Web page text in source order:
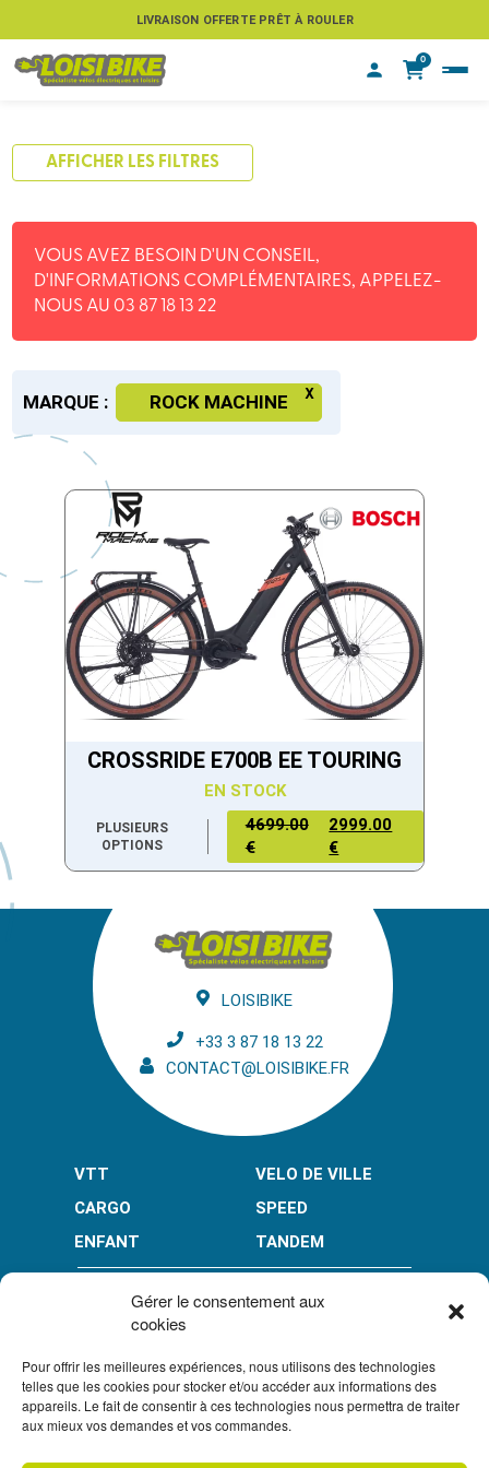
Gérer le consentement aux
cookies
Pour offrir les meilleures expériences, nous utilisons des technologies
telles que les cookies pour stocker et/ou accéder aux informations des
appareils. Le fait de consentir à ces technologies nous permettra de traiter
aux mieux vos demandes et vos commandes.
LIVRAISON OFFERTE PRÊT À ROULER
0
AFFICHER LES FILTRES
VOUS AVEZ BESOIN D'UN CONSEIL,
D'INFORMATIONS COMPLÉMENTAIRES, APPELEZ-
NOUS AU 03 87 18 13 22
MARQUE : ROCK MACHINE
CROSSRIDE E700B EE TOURING
EN STOCK
PLUSIEURS
OPTIONS
4699.00
€
2999.00
€
LOISIBIKE
+33 3 87 18 13 22
CONTACT@LOISIBIKE.FR
VTT
VELO DE VILLE
CARGO
SPEED
ENFANT
TANDEM
PAIEMENT EN PLUSIEURS FOIS* :
LIMITÉ À 3000 € POUR LE 10X. LIMITÉ À 6000 € POUR LE 3X ET 4X.
CONDITION GÉNÉRALES DE VENTE
POLITIQUE DE CONFIDENTIALITÉ